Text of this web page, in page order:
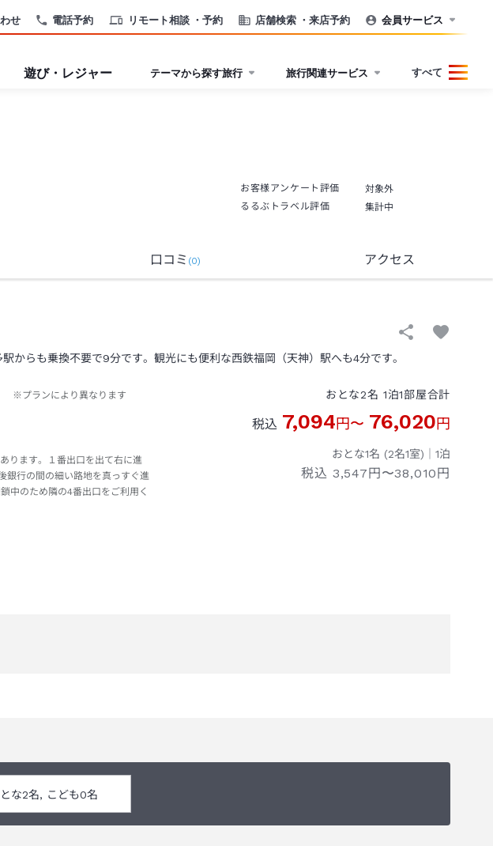
電話予約 リモート相談 ・予約 店舗検索 ・来店予約
せ 会員サービス
遊び・レジャー テーマから探す旅行 旅行関連サービス すべて
お客様アンケート評価
対象外
るるぶトラベル評価
集計中
口コミ (0) アクセス
からも乗換不要で9分です。観光にも便利な西鉄福岡（天神）駅へも4分です。
※プランにより異なります
ります。１番出口を出て右に進
銀行の間の細い路地を真っすぐ進
中のため隣の4番出口をご利用く
おとな2名 1泊1部屋合計
税込 7,094円〜 76,020円
おとな1名 (2名1室)｜ 1泊
税込 3,547円〜38,010円